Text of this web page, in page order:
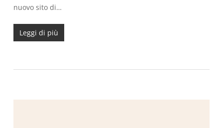
nuovo sito di…
Leggi di più